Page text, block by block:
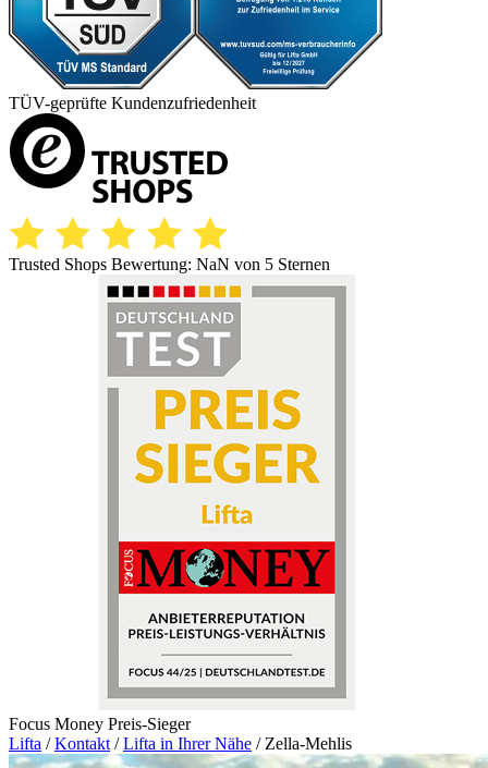
TÜV-geprüfte Kundenzufriedenheit
Trusted Shops Bewertung: NaN von 5 Sternen
Focus Money Preis-Sieger
Lifta / Kontakt / Lifta in Ihrer Nähe / Zella-Mehlis